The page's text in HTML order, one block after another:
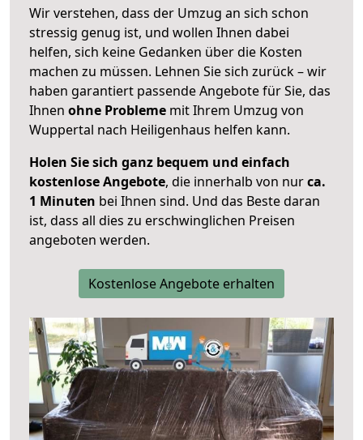
Wir verstehen, dass der Umzug an sich schon
stressig genug ist, und wollen Ihnen dabei
helfen, sich keine Gedanken über die Kosten
machen zu müssen. Lehnen Sie sich zurück – wir
haben garantiert passende Angebote für Sie, das
Ihnen ohne Probleme mit Ihrem Umzug von
Wuppertal nach Heiligenhaus helfen kann.
Holen Sie sich ganz bequem und einfach
kostenlose Angebote, die innerhalb von nurca.
1 Minuten bei Ihnen sind. Und das Beste daran
ist, dass all dies zu erschwinglichen Preisen
angeboten werden.
Kostenlose Angebote erhalten